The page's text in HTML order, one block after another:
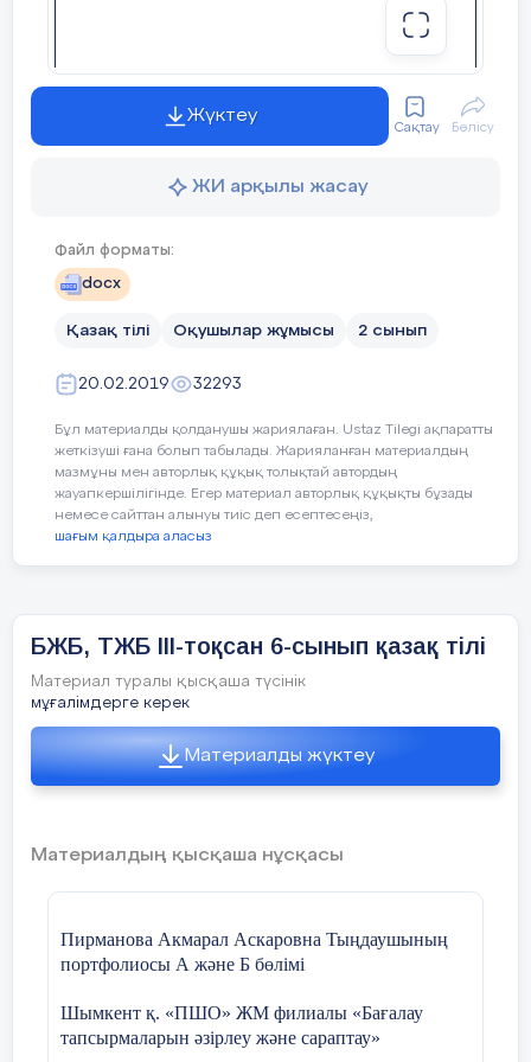
арналған мектепішілік олимпиада
тапсырмалары
І тур. Шығарма
1. Абай қара сөздеріндегі дидактикалық
сарын.
қуған...» (С.Торайғыров
шығармашылығы негізінде)
ІІ тур. Сұрақтарға жауап беру.
айтқанда, көркем әдебиет және ғылыми танымал
мәтіндер, ресми құжаттар, қоғамдық маңызды
жағдайлар туралы мәлімет, кестелер, графиктер,
диаграммалар мен карталар форматында.
Осылайша «білім алушылардың функционалдық
тек қана оқуды емес, сонымен қатар адамның
қарастырады. Бәрінен бұрын, жеке хаттарды
оқуды енгізетін өз мақсаттары үшін оқу, көркем
әдебиетке қызығушылық пен әртүрлі ақпараттық
PISA тестерінің ерекшелігі болып табылады.
ретінде көркем мәтіндер қолданылады.
Мәтіннен тыс бөлімге сүйену
Ұғыну және бағалау
Жүктеу
Сақтау Бөлісу
ЖИ арқылы жасау
Файл форматы:
docx
Қазақ тілі Оқушылар жұмысы 2 сынып
20.02.2019 32293
Бұл материалды қолданушы жариялаған. Ustaz Tilegi ақпаратты
жеткізуші ғана болып табылады. Жарияланған материалдың
мазмұны мен авторлық құқық толықтай автордың
жауапкершілігінде. Егер материал авторлық құқықты бұзады
немесе сайттан алынуы тиіс деп есептесеңіз,
шағым қалдыра аласыз
БЖБ, ТЖБ ІІІ-тоқсан 6-сынып қазақ тілі
Материал туралы қысқаша түсінік
мұғалімдерге керек
Материалды жүктеу
Материалдың қысқаша нұсқасы
Пирманова Акмарал Аскаровна Тыңдаушының
портфолиосы А және Б бөлімі
Шымкент қ. «ПШО» ЖМ филиалы «Бағалау
тапсырмаларын әзірлеу және сараптау»